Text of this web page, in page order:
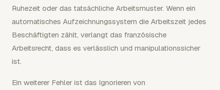
Ruhezeit oder das tatsächliche Arbeitsmuster. Wenn ein
automatisches Aufzeichnungssystem die Arbeitszeit jedes
Beschäftigten zählt, verlangt das französische
Arbeitsrecht, dass es verlässlich und manipulationssicher
ist.
Ein weiterer Fehler ist das Ignorieren von